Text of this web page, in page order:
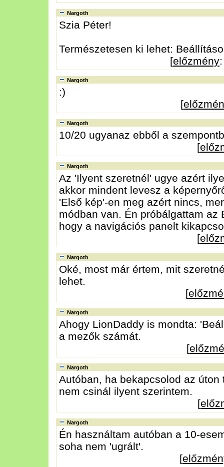
Nargoth
Szia Péter!
Természetesen ki lehet:
[előzmény
Nargoth
:)
[
Nargoth
10/20 ugyanaz ebből a
[
Nargoth
Az 'Ilyent szeretnél' ugye azért
akkor mindent levesz a
'Első kép'-en meg azért nincs,
módban van. Én próbálgattam
hogy a navigációs panelt
[
Nargoth
Oké, most már értem, mit
lehet.
[
Nargoth
Ahogy LionDaddy is mondta:
a mezők számát.
[
Nargoth
Autóban, ha bekapcsolod az
nem csinál ilyent szerintem.
[
Nargoth
Én használtam autóban a 10-
soha nem 'ugrált'.
[